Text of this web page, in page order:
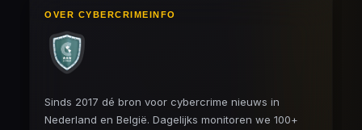
OVER CYBERCRIMEINFO
Sinds 2017 dé bron voor cybercrime nieuws in
Nederland en België. Dagelijks monitoren we 100+